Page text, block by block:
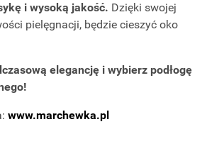
i wysoką jakość. Dzięki swojej
pielęgnacji, będzie cieszyć oko
elegancję i wybierz podłogę
www.marchewka.pl